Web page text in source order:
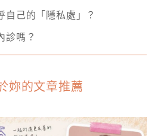
自己的「隱私處」？
診嗎？
妳的文章推薦